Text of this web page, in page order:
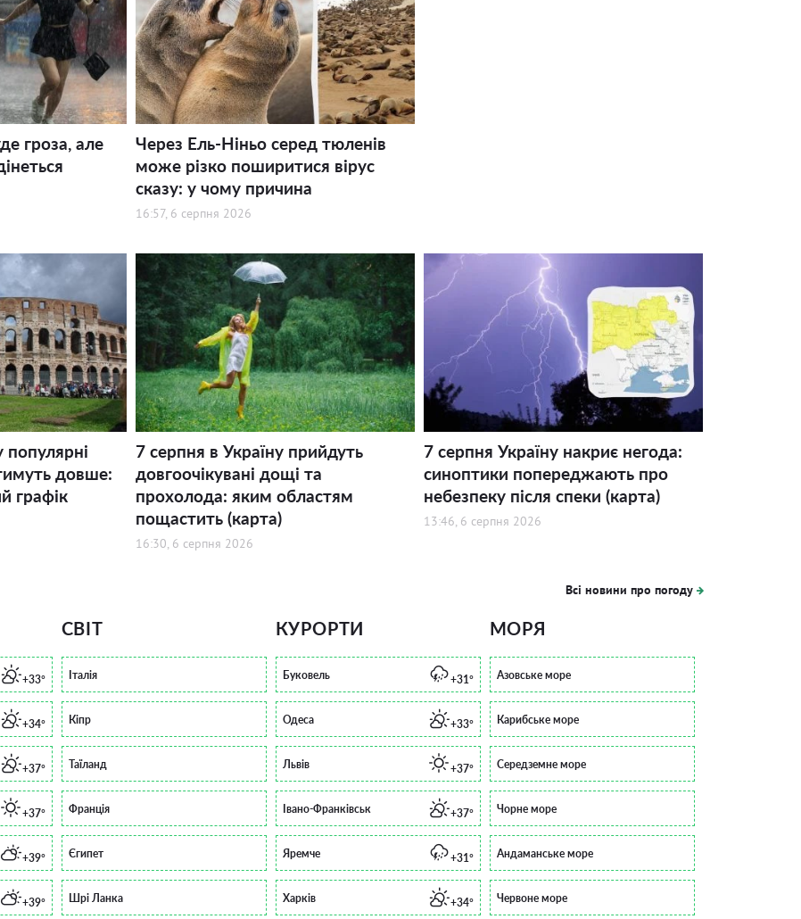
гроза, але
Через Ель-Ніньо серед тюленів
може різко поширитися вірус
сказу: у чому причина
16:57, 6 серпня 2026
популярні
довше:
графік
7 серпня в Україну прийдуть
довгоочікувані дощі та
прохолода: яким областям
пощастить (карта)
16:30, 6 серпня 2026
7 серпня Україну накриє негода:
синоптики попереджають про
небезпеку після спеки (карта)
13:46, 6 серпня 2026
Всі новини про погоду
+33°
+34°
+37°
+37°
+39°
+39°
СВІТ
Італія
Кіпр
Таїланд
Франція
Єгипет
Шрі Ланка
КУРОРТИ
Буковель +31°
Одеса +33°
Львів +37°
Івано-Франківськ +37°
Яремче +31°
Харків +34°
МОРЯ
Азовське море
Карибське море
Середземне море
Чорне море
Андаманське море
Червоне море